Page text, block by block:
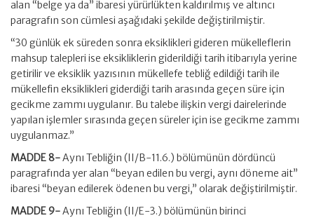
alan “belge ya da” ibaresi yürürlükten kaldırılmış ve altıncı
paragrafın son cümlesi aşağıdaki şekilde değiştirilmiştir.
“30 günlük ek süreden sonra eksiklikleri gideren mükelleflerin
mahsup talepleri ise eksikliklerin giderildiği tarih itibarıyla yerine
getirilir ve eksiklik yazısının mükellefe tebliğ edildiği tarih ile
mükellefin eksiklikleri giderdiği tarih arasında geçen süre için
gecikme zammı uygulanır. Bu talebe ilişkin vergi dairelerinde
yapılan işlemler sırasında geçen süreler için ise gecikme zammı
uygulanmaz.”
MADDE 8-Aynı Tebliğin (II/B-11.6.) bölümünün dördüncü
paragrafında yer alan “beyan edilen bu vergi, aynı döneme ait”
ibaresi “beyan edilerek ödenen bu vergi,” olarak değiştirilmiştir.
MADDE 9-Aynı Tebliğin (II/E-3.) bölümünün birinci